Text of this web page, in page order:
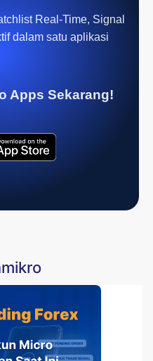
Real-Time, Signal
dalam satu aplikasi
Apps Sekarang!